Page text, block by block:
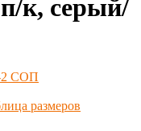
к, серый/
размеров